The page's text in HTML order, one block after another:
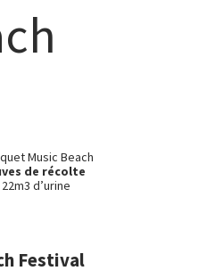
Music Beach
de récolte
d’urine
Festival